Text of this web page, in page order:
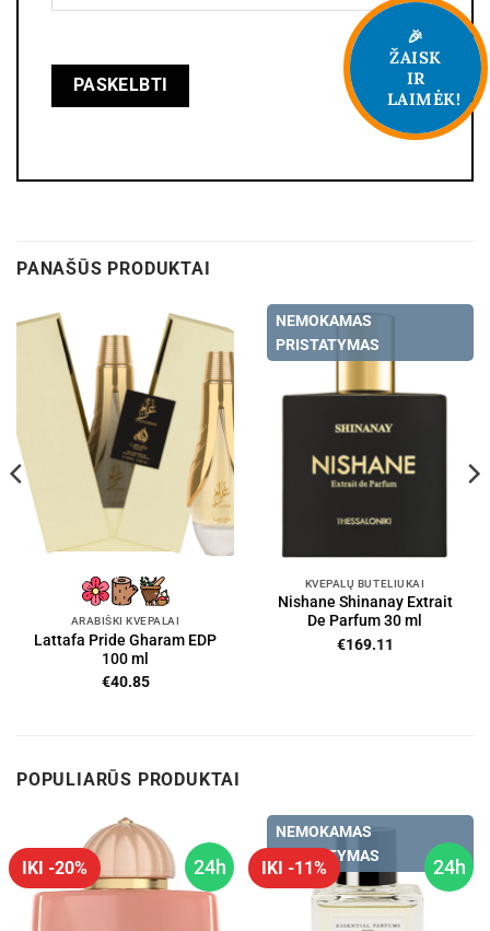
PANAŠŪS PRODUKTAI
ARABIŠKI KVEPALAI
Lattafa Pride Gharam EDP
100 ml
€40.85
NEMOKAMAS
PRISTATYMAS
KVEPALŲ BUTELIUKAI
Nishane Shinanay Extrait
De Parfum 30 ml
€169.11
POPULIARŪS PRODUKTAI
24h
IKI -20% 24h
IKI -11%
NEMOKAMAS
PRISTATYMAS
🎉
ŽAISK
IR
LAIMĖK!